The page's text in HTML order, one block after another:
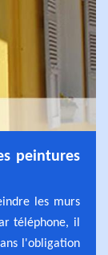
peintures
les murs
téléphone, il
l'obligation